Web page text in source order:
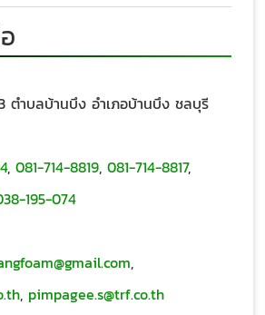
ตำบลบ้านบึง อำเภอบ้านบึง ชลบุรี
, 081-714-8819, 081-714-8817,
195-074
,
, pimpagee.s@trf.co.th